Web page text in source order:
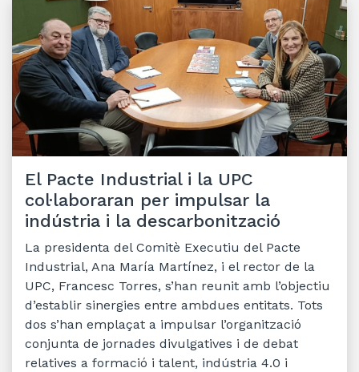
El Pacte Industrial i la UPC
col·laboraran per impulsar la
indústria i la descarbonització
La presidenta del Comitè Executiu del Pacte
Industrial, Ana María Martínez, i el rector de la
UPC, Francesc Torres, s’han reunit amb l’objectiu
d’establir sinergies entre ambdues entitats. Tots
dos s’han emplaçat a impulsar l’organització
conjunta de jornades divulgatives i de debat
relatives a formació i talent, indústria 4.0 i